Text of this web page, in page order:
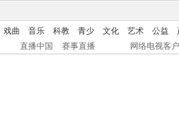
戏曲 音乐 科教 青少 文化 艺术 公益
直播中国 赛事直播 网络电视客